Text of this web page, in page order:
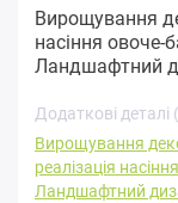
Вирощування
насіння овоче-
Ландшафтний
Додаткові деталі
Вирощування
реалізація
Ландшафтний